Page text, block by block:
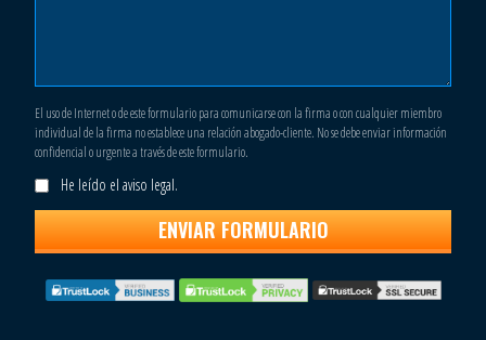
El uso de Internet o de este formulario para comunicarse con la firma o con cualquier miembro
individual de la firma no establece una relación abogado-cliente. No se debe enviar información
confidencial o urgente a través de este formulario.
He leído el aviso legal.